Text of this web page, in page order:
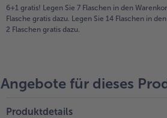
6+1 gratis! Legen Sie 7 Flaschen in den
Flasche gratis dazu. Legen Sie 14 Flaschen in
2 Flaschen gratis dazu.
Angebote für dieses
Produktdetails